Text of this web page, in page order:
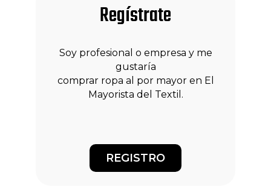
Regístrate
Soy profesional o empresa y me
gustaría
comprar ropa al por mayor en El
Mayorista del Textil.